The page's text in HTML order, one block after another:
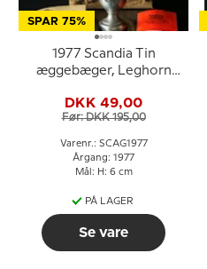
SPAR 75%
1977 Scandia Tin
æggebæger, Leghorn
DKK 49,00
Før: DKK 195,00
Varenr.: SCAG1977
Årgang: 1977
Mål: H: 6 cm
PÅ LAGER
Se vare